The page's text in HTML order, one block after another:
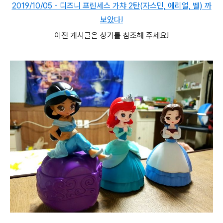
2019/10/05 - 디즈니 프린세스 가챠 2탄(자스민, 에리얼, 벨) 까
보았다!
이전 게시글은 상기를 참조해 주세요!